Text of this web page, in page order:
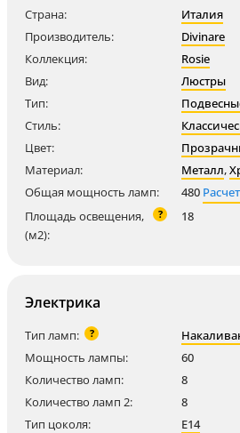
Страна:
Италия
Производитель:
Divinare
Коллекция:
Rosie
Вид:
Люстры
Тип:
Стиль:
Цвет:
Материал:
Металл,
Общая мощность ламп:
480
Площадь освещения,
(м2):
? 18
Электрика
Тип ламп: ?
Мощность лампы:
60
Количество ламп:
8
Количество ламп 2:
8
Тип цоколя:
E14